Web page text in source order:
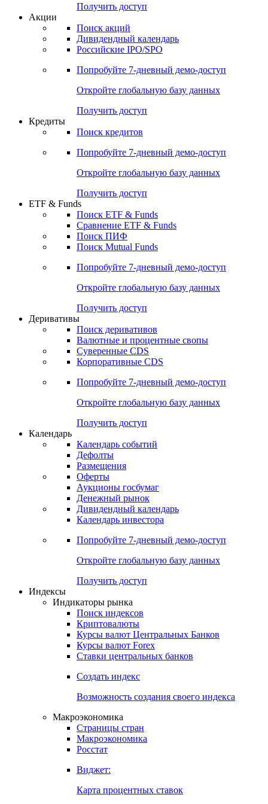
Получить доступ
Акции
Поиск акций
Дивидендный календарь
Российские IPO/SPO
Попробуйте 7-дневный демо-доступ
Откройте глобальную базу данных
Получить доступ
Кредиты
Поиск кредитов
Попробуйте 7-дневный демо-доступ
Откройте глобальную базу данных
Получить доступ
ETF & Funds
Поиск ETF & Funds
Сравнение ETF & Funds
Поиск ПИФ
Поиск Mutual Funds
Попробуйте 7-дневный демо-доступ
Откройте глобальную базу данных
Получить доступ
Деривативы
Поиск деривативов
Валютные и процентные свопы
Суверенные CDS
Корпоративные CDS
Попробуйте 7-дневный демо-доступ
Откройте глобальную базу данных
Получить доступ
Календарь
Календарь событий
Дефолты
Размещения
Оферты
Аукционы госбумаг
Денежный рынок
Дивидендный календарь
Календарь инвестора
Попробуйте 7-дневный демо-доступ
Откройте глобальную базу данных
Получить доступ
Индексы
Индикаторы рынка
Поиск индексов
Криптовалюты
Курсы валют Центральных Банков
Курсы валют Forex
Ставки центральных банков
Создать индекс
Возможность создания своего индекса
Макроэкономика
Страницы стран
Макроэкономика
Росстат
Виджет:
Карта процентных ставок